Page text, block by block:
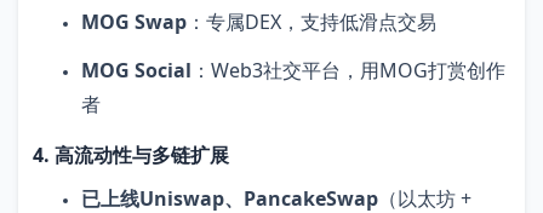
MOG Swap ：专属DEX，支持低滑点交易
MOG Social ：Web3社交平台，用MOG打赏创作
者
4. 高流动性与多链扩展
已上线Uniswap、PancakeSwap （以太坊 +